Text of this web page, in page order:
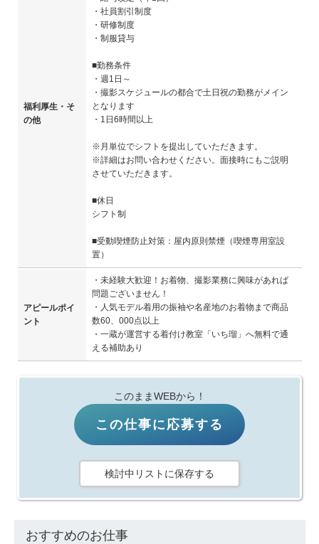
福利厚生・そ
の他
・社員割引制度
・研修制度
・制服貸与
■勤務条件
・週1日～
・撮影スケジュールの都合で土日祝の勤務がメイン
となります
・1日6時間以上
※月単位でシフトを提出していただきます。
※詳細はお問い合わせください。面接時にもご説明
させていただきます。
■休日
シフト制
■受動喫煙防止対策：屋内原則禁煙（喫煙専用室設
置）
アピールポイ
ント
・未経験大歓迎！お着物、撮影業務に興味があれば
問題ございません！
・人気モデル着用の振袖や名産地のお着物まで商品
数60、000点以上
・一蔵が運営する着付け教室「いち瑠」へ無料で通
える補助あり
このままWEBから！
この仕事に応募する
検討中リストに保存する
おすすめのお仕事